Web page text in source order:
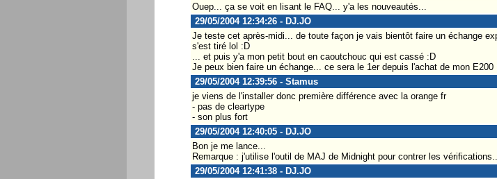
Ouep... ça se voit en lisant le FAQ... y'a les nouveautés...
29/05/2004 12:34:26 - DJ.JO
Je teste cet après-midi... de toute façon je vais bientôt faire un échange
s'est tiré lol :D
... et puis y'a mon petit bout en caoutchouc qui est cassé :D
Je peux bien faire un échange... ce sera le 1er depuis l'achat de mon E200
29/05/2004 12:39:56 - Stamus
je viens de l'installer donc première différence avec la orange fr
- pas de cleartype
- son plus fort
29/05/2004 12:40:05 - DJ.JO
Bon je me lance...
Remarque : j'utilise l'outil de MAJ de Midnight pour contrer les vérifications...
29/05/2004 12:41:38 - DJ.JO